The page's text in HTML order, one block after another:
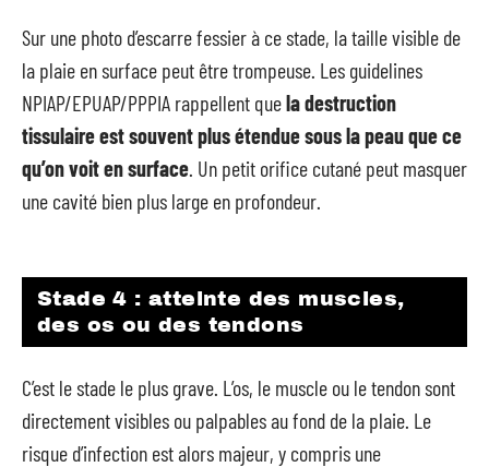
Sur une photo d’escarre fessier à ce stade, la taille visible de
la plaie en surface peut être trompeuse. Les guidelines
NPIAP/EPUAP/PPPIA rappellent quela destruction
tissulaire est souvent plus étendue sous la peau que ce
qu’on voit en surface. Un petit orifice cutané peut masquer
une cavité bien plus large en profondeur.
Stade 4 : atteinte des muscles,
des os ou des tendons
C’est le stade le plus grave. L’os, le muscle ou le tendon sont
directement visibles ou palpables au fond de la plaie. Le
risque d’infection est alors majeur, y compris une